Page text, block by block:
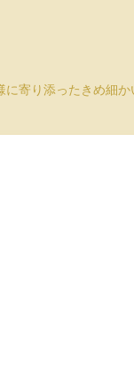
寄り添ったきめ細